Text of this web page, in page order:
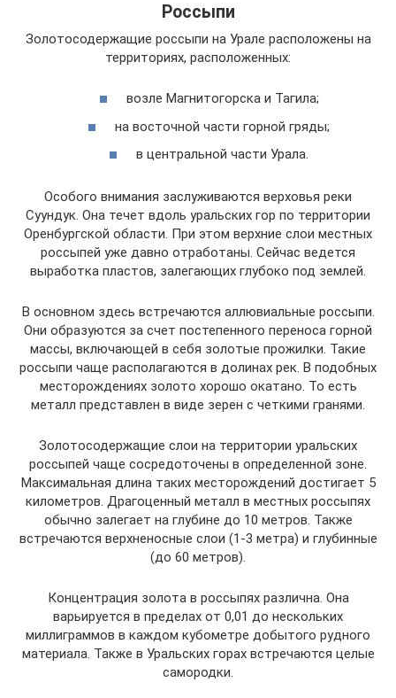
Россыпи
Золотосодержащие россыпи на Урале расположены на
территориях, расположенных:
возле Магнитогорска и Тагила;
на восточной части горной гряды;
в центральной части Урала.
Особого внимания заслуживаются верховья реки
Суундук. Она течет вдоль уральских гор по территории
Оренбургской области. При этом верхние слои местных
россыпей уже давно отработаны. Сейчас ведется
выработка пластов, залегающих глубоко под землей.
В основном здесь встречаются аллювиальные россыпи.
Они образуются за счет постепенного переноса горной
массы, включающей в себя золотые прожилки. Такие
россыпи чаще располагаются в долинах рек. В подобных
месторождениях золото хорошо окатано. То есть
металл представлен в виде зерен с четкими гранями.
Золотосодержащие слои на территории уральских
россыпей чаще сосредоточены в определенной зоне.
Максимальная длина таких месторождений достигает 5
километров. Драгоценный металл в местных россыпях
обычно залегает на глубине до 10 метров. Также
встречаются верхненосные слои (1-3 метра) и глубинные
(до 60 метров).
Концентрация золота в россыпях различна. Она
варьируется в пределах от 0,01 до нескольких
миллиграммов в каждом кубометре добытого рудного
материала. Также в Уральских горах встречаются целые
самородки.